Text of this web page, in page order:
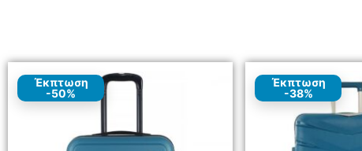
Έκπτωση
-50%
Έκπτωση
-38%